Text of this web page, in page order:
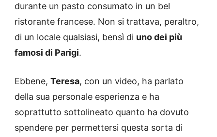
durante un pasto consumato in un bel
ristorante francese. Non si trattava, peraltro,
di un locale qualsiasi, bensì di uno dei più
famosi di Parigi.
Ebbene, Teresa, con un video, ha parlato
della sua personale esperienza e ha
soprattutto sottolineato quanto ha dovuto
spendere per permettersi questa sorta di